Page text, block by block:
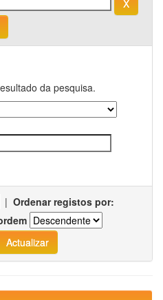
da pesquisa.
| Ordenar registos por: